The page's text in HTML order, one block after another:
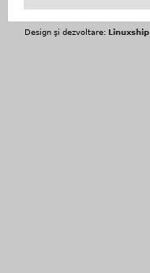
Design şi dezvoltare: Linuxship